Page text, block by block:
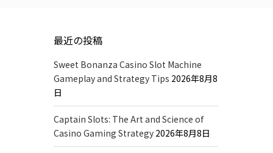
最近の投稿
Sweet Bonanza Casino Slot Machine
Gameplay and Strategy Tips 2026年8月8
日
Captain Slots: The Art and Science of
Casino Gaming Strategy 2026年8月8日